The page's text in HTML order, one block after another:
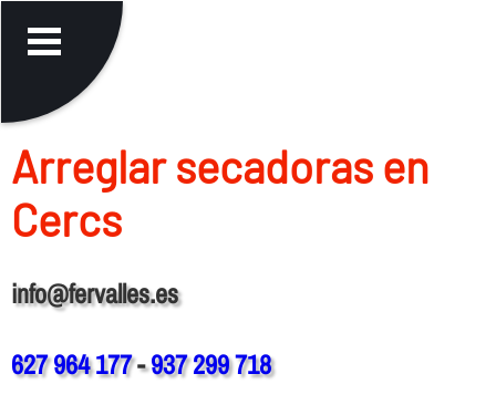
Arreglar secadoras en
Cercs
info@fervalles.es
627 964 177-937 299 718